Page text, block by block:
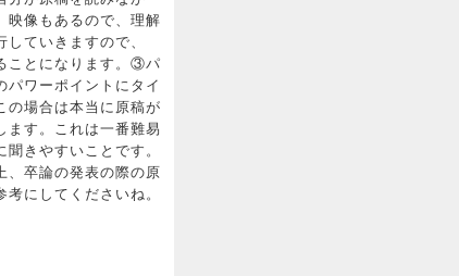
映像もあるので、理解
ていきますので、
ことになります。③パ
パワーポイントにタイ
の場合は本当に原稿が
ます。これは一番難易
きやすいことです。
、卒論の発表の際の原
にしてくださいね。